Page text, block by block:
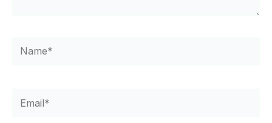
Name*
Email*